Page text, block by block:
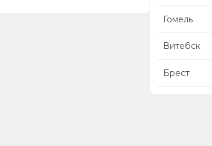
Гомель
Витебск
Брест